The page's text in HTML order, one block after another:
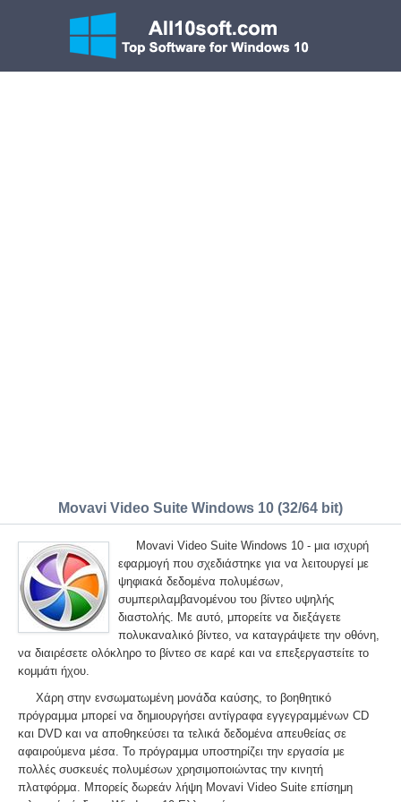
Movavi Video Suite Windows 10 (32/64 bit)
Movavi Video Suite Windows 10 - μια ισχυρή
εφαρμογή που σχεδιάστηκε για να λειτουργεί με
ψηφιακά δεδομένα πολυμέσων,
συμπεριλαμβανομένου του βίντεο υψηλής
διαστολής. Με αυτό, μπορείτε να διεξάγετε
πολυκαναλικό βίντεο, να καταγράψετε την οθόνη,
να διαιρέσετε ολόκληρο το βίντεο σε καρέ και να επεξεργαστείτε το
κομμάτι ήχου.
Χάρη στην ενσωματωμένη μονάδα καύσης, το βοηθητικό
πρόγραμμα μπορεί να δημιουργήσει αντίγραφα εγγεγραμμένων CD
και DVD και να αποθηκεύσει τα τελικά δεδομένα απευθείας σε
αφαιρούμενα μέσα. Το πρόγραμμα υποστηρίζει την εργασία με
πολλές συσκευές πολυμέσων χρησιμοποιώντας την κινητή
πλατφόρμα. Μπορείς δωρεάν λήψη Movavi Video Suite επίσημη